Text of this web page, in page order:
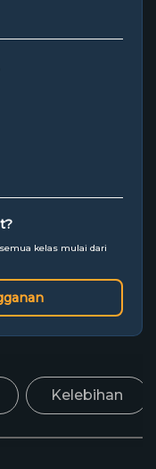
kelas mulai dari
Kelebihan